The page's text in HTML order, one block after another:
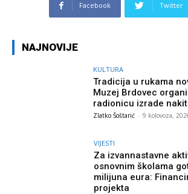
Facebook Twitter
NAJNOVIJE
KULTURA
Tradicija u rukama
Muzej Brdovec
radionicu izrade
Zlatko Šoštarić - 9 kolovoza,
VIJESTI
Za izvannastavne
osnovnim školama
milijuna eura:
projekta